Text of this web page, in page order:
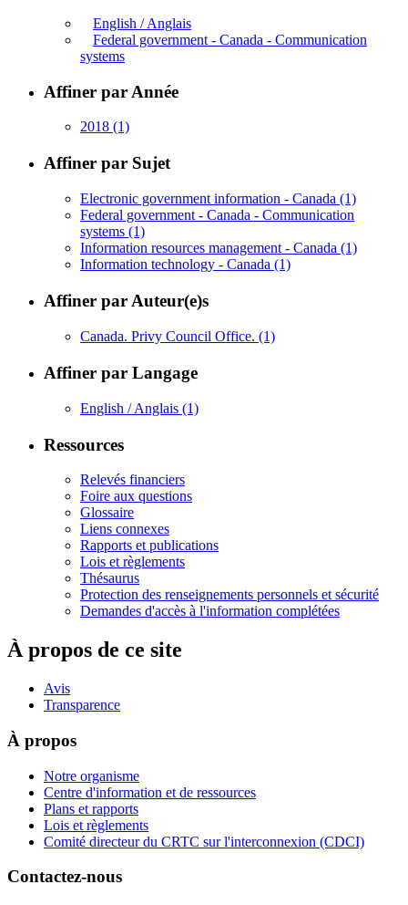
English / Anglais
Federal government - Canada - Communication
systems
Affiner par Année
2018 (1)
Affiner par Sujet
Electronic government information - Canada (1)
Federal government - Canada - Communication
systems (1)
Information resources management - Canada (1)
Information technology - Canada (1)
Affiner par Auteur(e)s
Canada. Privy Council Office. (1)
Affiner par Langage
English / Anglais (1)
Ressources
Relevés financiers
Foire aux questions
Glossaire
Liens connexes
Rapports et publications
Lois et règlements
Thésaurus
Protection des renseignements personnels et sécurité
Demandes d'accès à l'information complétées
À propos de ce site
Avis
Transparence
À propos
Notre organisme
Centre d'information et de ressources
Plans et rapports
Lois et règlements
Comité directeur du CRTC sur l'interconnexion (CDCI)
Contactez-nous